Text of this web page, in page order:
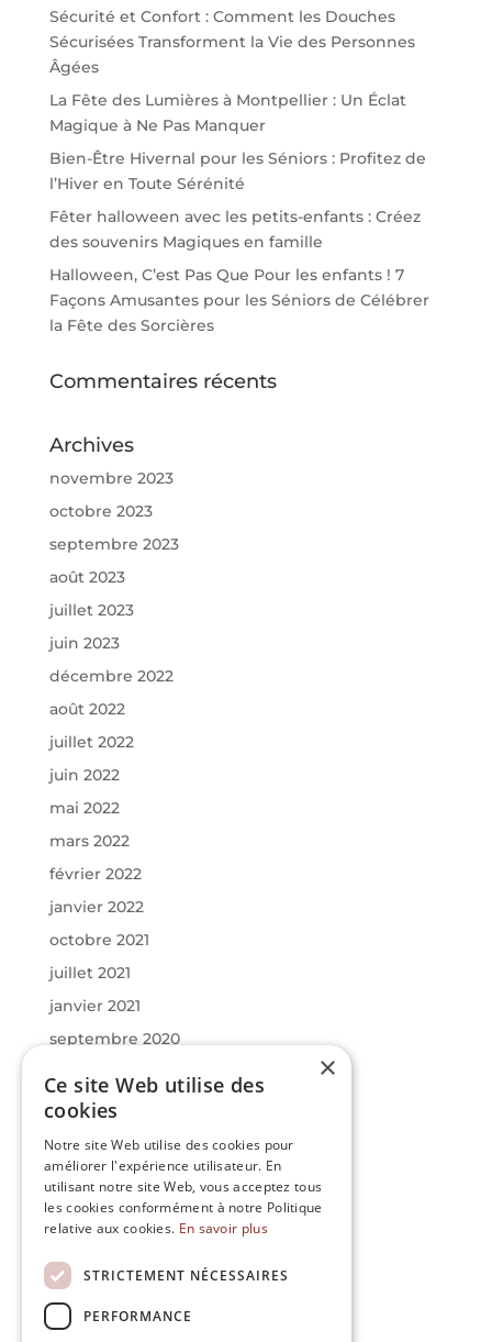
Sécurité et Confort : Comment les Douches
Sécurisées Transforment la Vie des Personnes
Âgées
La Fête des Lumières à Montpellier : Un Éclat
Magique à Ne Pas Manquer
Bien-Être Hivernal pour les Séniors : Profitez de
l’Hiver en Toute Sérénité
Fêter halloween avec les petits-enfants : Créez
des souvenirs Magiques en famille
Halloween, C’est Pas Que Pour les enfants ! 7
Façons Amusantes pour les Séniors de Célébrer
la Fête des Sorcières
Commentaires récents
Archives
novembre 2023
octobre 2023
septembre 2023
août 2023
juillet 2023
juin 2023
décembre 2022
août 2022
juillet 2022
juin 2022
mai 2022
mars 2022
février 2022
janvier 2022
octobre 2021
juillet 2021
janvier 2021
septembre 2020
mars 2020
janvier 2020
Catégories
Actualités
Infos
Uncategorized
×
Ce site Web utilise des
cookies
Notre site Web utilise des cookies pour
améliorer l'expérience utilisateur. En
utilisant notre site Web, vous acceptez tous
les cookies conformément à notre Politique
relative aux cookies. En savoir plus
STRICTEMENT NÉCESSAIRES
PERFORMANCE